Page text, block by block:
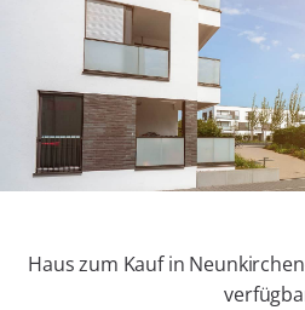
Haus zum Kauf in